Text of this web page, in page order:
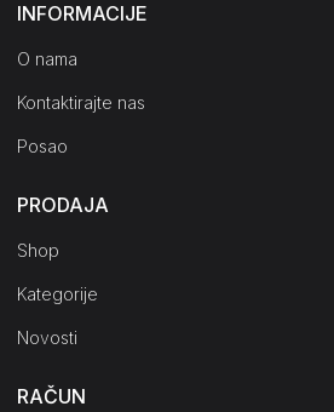
INFORMACIJE
O nama
Kontaktirajte nas
Posao
PRODAJA
Shop
Kategorije
Novosti
RAČUN